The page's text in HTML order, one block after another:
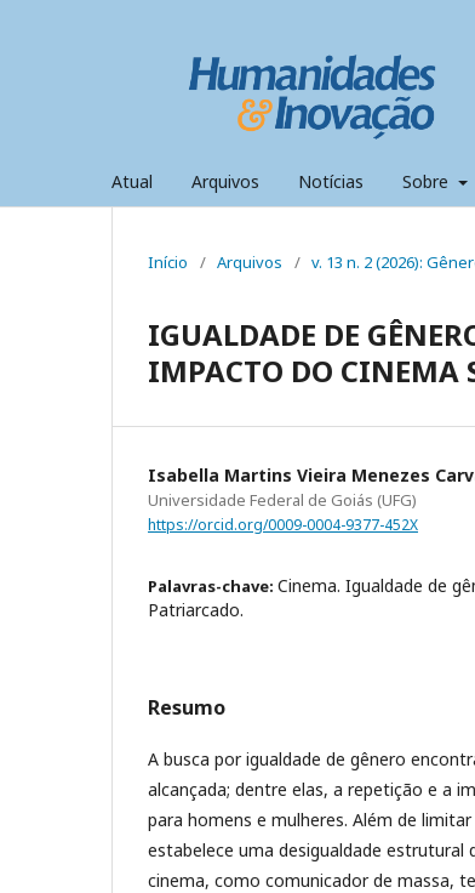
Atual Arquivos Notícias Sobre
Início / Arquivos / v. 13 n. 2 (2026):
IGUALDADE DE
IMPACTO DO CINEMA
Isabella Martins Vieira Menezes
Universidade Federal de Goiás (UFG)
https://orcid.org/0009-0004-9377-452X
Palavras-chave: Cinema. Igualdade de
Patriarcado.
Resumo
A busca por igualdade de gênero
alcançada; dentre elas, a repetição e a
para homens e mulheres. Além de
estabelece uma desigualdade estrutural
cinema, como comunicador de massa,